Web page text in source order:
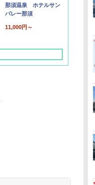
那須温泉 ホテルサン
バレー那須
11,000円～